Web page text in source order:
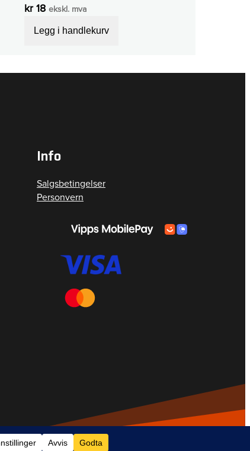
kr18 ekskl. mva
Legg i handlekurv
Info
Salgsbetingelser
Personvern